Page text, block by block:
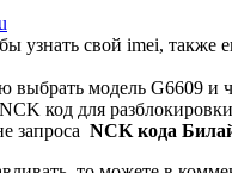
узнать свой imei, также
модель G6609 и
код для
запроса NCK кода